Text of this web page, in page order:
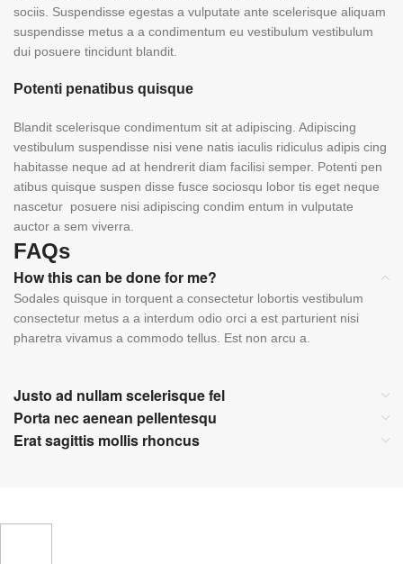
sociis. Suspendisse egestas a vulputate ante scelerisque aliquam
suspendisse metus a a condimentum eu vestibulum vestibulum
dui posuere tincidunt blandit.
Potenti penatibus quisque
Blandit scelerisque condimentum sit at adipiscing. Adipiscing
vestibulum suspendisse nisi vene natis iaculis ridiculus adipis cing
habitasse neque ad at hendrerit diam facilisi semper. Potenti pen
atibus quisque suspen disse fusce sociosqu lobor tis eget neque
nascetur posuere nisi adipiscing condim entum in vulputate
auctor a sem viverra.
FAQs
How this can be done for me?
Sodales quisque in torquent a consectetur lobortis vestibulum
consectetur metus a a interdum odio orci a est parturient nisi
pharetra vivamus a commodo tellus. Est non arcu a.
Justo ad nullam scelerisque fel
Porta nec aenean pellentesqu
Erat sagittis mollis rhoncus